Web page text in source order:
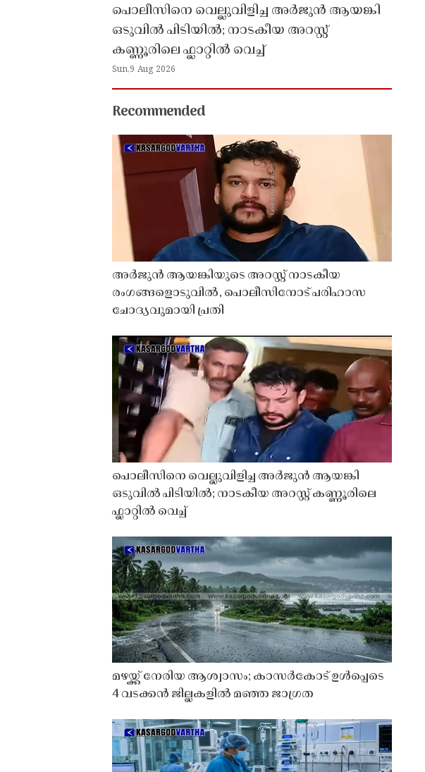
പൊലീസിനെ വെല്ലുവിളിച്ച അർജുൻ ആയങ്കി
ഒടുവിൽ പിടിയിൽ; നാടകീയ അറസ്റ്റ്
കണ്ണൂരിലെ ഫ്ലാറ്റിൽ വെച്ച്
Sun,9 Aug 2026
Recommended
അർജുൻ ആയങ്കിയുടെ അറസ്റ്റ് നാടകീയ
രംഗങ്ങളൊടുവിൽ, പൊലീസിനോട് പരിഹാസ
ചോദ്യവുമായി പ്രതി
പൊലീസിനെ വെല്ലുവിളിച്ച അർജുൻ ആയങ്കി
ഒടുവിൽ പിടിയിൽ; നാടകീയ അറസ്റ്റ് കണ്ണൂരിലെ
ഫ്ലാറ്റിൽ വെച്ച്
മഴയ്ക്ക് നേരിയ ആശ്വാസം; കാസർകോട് ഉൾപ്പെടെ
4 വടക്കൻ ജില്ലകളിൽ മഞ്ഞ ജാഗ്രത